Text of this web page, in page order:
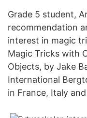
Grade 5 student,
recommendation
interest in magic
Magic Tricks with
Objects, by Jake
International
in France, Italy